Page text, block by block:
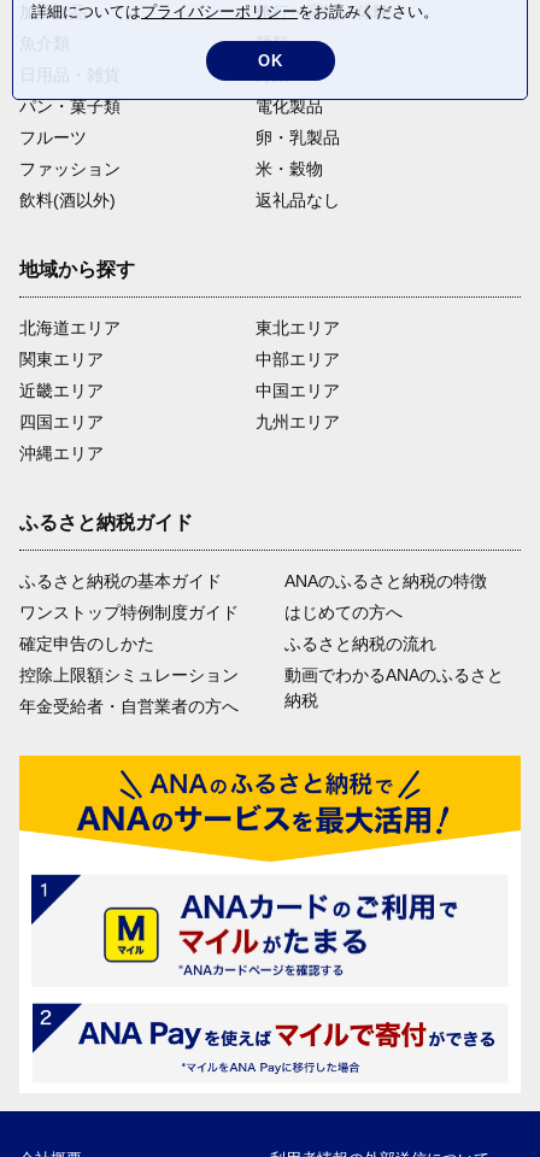
加工食品
旅行・宿泊・体験
麺類
パン・菓子類
電化製品
フルーツ
卵・乳製品
ファッション
米・穀物
飲料(酒以外)
返礼品なし
地域から探す
北海道エリア
関東エリア
近畿エリア
四国エリア
沖縄エリア
東北エリア
中部エリア
中国エリア
九州エリア
ふるさと納税ガイド
ふるさと納税の基本ガイド
ワンストップ特例制度ガイド
確定申告のしかた
控除上限額シミュレーション
年金受給者・自営業者の方へ
ANAのふるさと納税の特徴
はじめての方へ
ふるさと納税の流れ
動画でわかるANAのふるさと
納税
詳細についてはプライバシーポリシーをお読みください。
OK